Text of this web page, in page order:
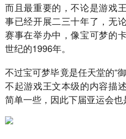
而且最重要的，不论是游戏
事已经开展二三十年了，无
赛事在举办中，像宝可梦的
世纪的1996年。
不过宝可梦毕竟是任天堂的“
不起游戏王文本级的内容描
简单一些，因此下届亚运会也